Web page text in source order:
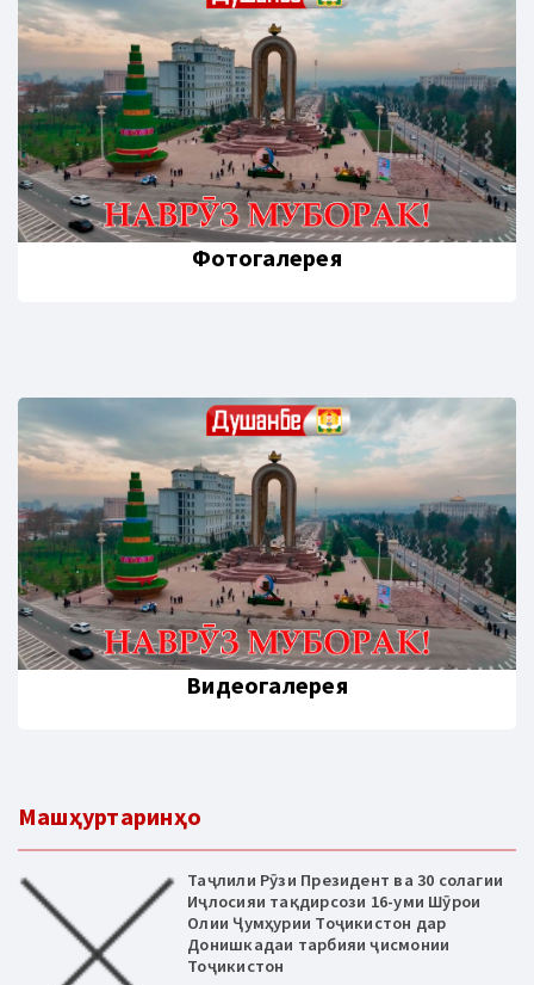
Фотогалерея
Видеогалерея
Машҳуртаринҳо
Таҷлили Рӯзи Президент ва 30 солагии
Иҷлосияи тақдирсози 16-уми Шӯрои
Олии Ҷумҳурии Тоҷикистон дар
Донишкадаи тарбияи ҷисмонии
Тоҷикистон